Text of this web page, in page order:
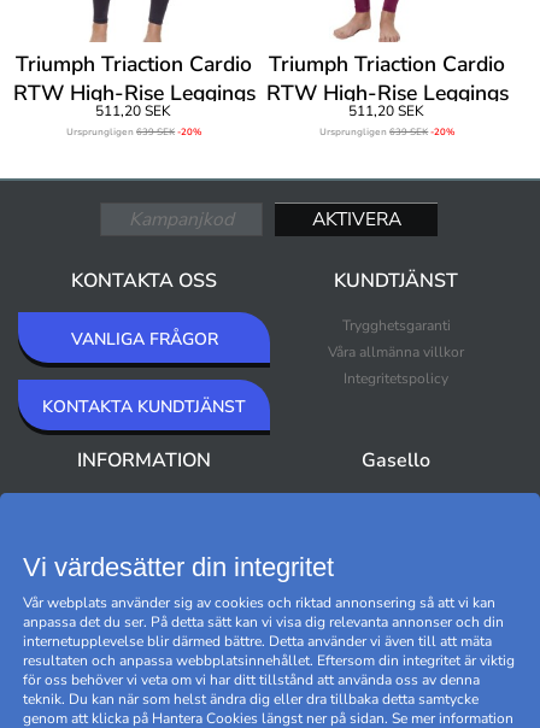
Triumph Triaction Cardio
RTW High-Rise Leggings
511,20 SEK
Ursprungligen639 SEK-20%
Triumph Triaction Cardio
RTW High-Rise Leggings
511,20 SEK
Ursprungligen639 SEK-20%
KONTAKTA OSS
VANLIGA FRÅGOR
KONTAKTA KUNDTJÄNST
KUNDTJÄNST
Trygghetsgaranti
Våra allmänna villkor
Integritetspolicy
INFORMATION Gasello
Black Friday
Hantera cookies
Vi värdesätter din integritet
Vår webplats använder sig av cookies och riktad annonsering så att vi kan
anpassa det du ser. På detta sätt kan vi visa dig relevanta annonser och din
internetupplevelse blir därmed bättre. Detta använder vi även till att mäta
resultaten och anpassa webbplatsinnehållet. Eftersom din integritet är viktig
för oss behöver vi veta om vi har ditt tillstånd att använda oss av denna
teknik. Du kan när som helst ändra dig eller dra tillbaka detta samtycke
genom att klicka på Hantera Cookies längst ner på sidan. Se mer information